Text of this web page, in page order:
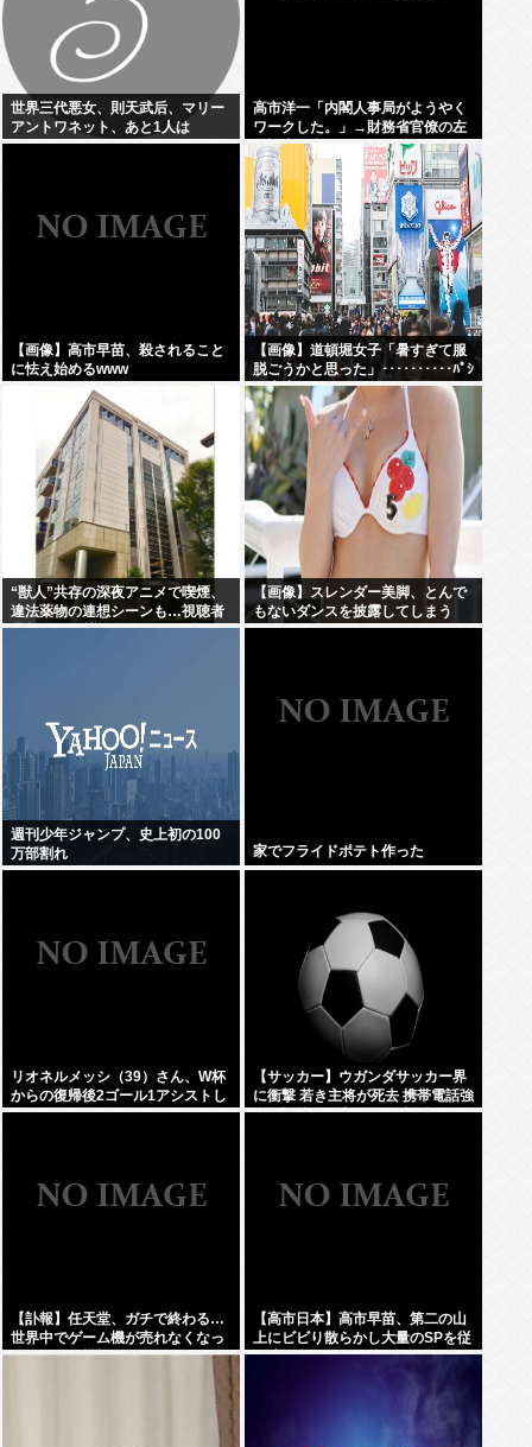
世界三代悪女、則天武后、マリー
アントワネット、あと1人は
高市洋一「内閣人事局がようやく
ワークした。」→財務省官僚の左
遷記事を喜んでポスト
【画像】高市早苗、殺されること
に怯え始めるwww
【画像】道頓堀女子「暑すぎて服
脱ごうかと思った」･･････････ﾊﾟｼ
ｬｯ！！
“獣人”共存の深夜アニメで喫煙、
違法薬物の連想シーンも…視聴者
批判でBPO議論
【画像】スレンダー美脚、とんで
もないダンスを披露してしまう
www
週刊少年ジャンプ、史上初の100
万部割れ
家でフライドポテト作った
リオネルメッシ（39）さん、W杯
からの復帰後2ゴール1アシストし
てしまうwww
【サッカー】ウガンダサッカー界
に衝撃 若き主将が死去 携帯電話強
盗に抵抗した末に石で滅多打ち…
【訃報】任天堂、ガチで終わる…
世界中でゲーム機が売れなくなっ
てしまった模様
【高市日本】高市早苗、第二の山
上にビビり散らかし大量のSPを従
え演説台にも全面防弾ガラスを設